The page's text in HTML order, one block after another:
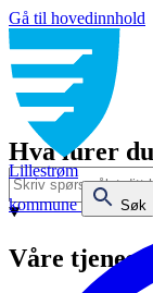
Gå til hovedinnhold
Lillestrøm
kommune
Søk
Hva lurer
Våre tjenester